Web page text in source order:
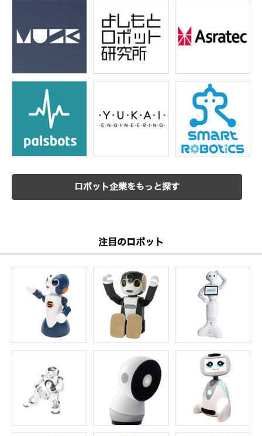
ロボット企業をもっと探す
注目のロボット